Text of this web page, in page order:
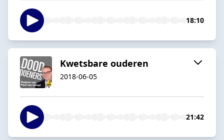
18:10
Kwetsbare ouderen
2018-06-05
21:42